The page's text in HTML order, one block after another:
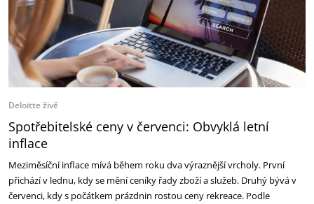
Deloitte živě
Spotřebitelské ceny v červenci: Obvyklá letní
inflace
Meziměsíční inflace mívá během roku dva výraznější vrcholy. První
přichází v lednu, kdy se mění ceníky řady zboží a služeb. Druhý bývá v
červenci, kdy s počátkem prázdnin rostou ceny rekreace. Podle